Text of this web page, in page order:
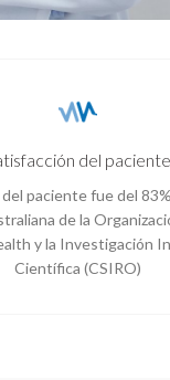
del paciente
paciente fue del
de la
y la Investigación
Científica (CSIRO)